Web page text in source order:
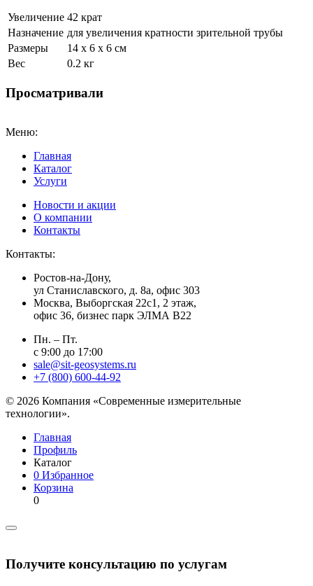
Увеличение 42 крат
Назначение для увеличения кратности зрительной трубы
Размеры
14 x 6 x 6 см
Вес
0.2 кг
Просматривали
Меню:
Главная
Каталог
Услуги
Новости и акции
О компании
Контакты
Контакты:
Ростов-на-Дону,
ул Станиславского, д. 8а, офис 303
Москва, Выборгская 22с1, 2 этаж,
офис 36, бизнес парк ЭЛМА В22
Пн. – Пт.
с 9:00 до 17:00
sale@sit-geosystems.ru
+7 (800) 600-44-92
© 2026 Компания «Современные измерительные
технологии».
Главная
Профиль
Каталог
0 Избранное
Корзина
0
Получите консультацию по услугам